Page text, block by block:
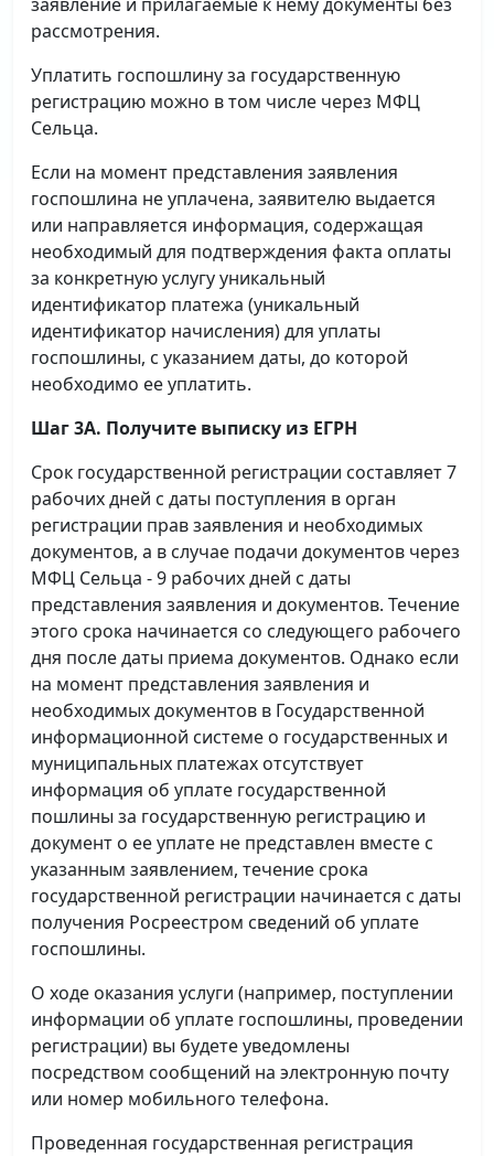
рассмотрения.
Уплатить госпошлину за государственную
регистрацию можно в том числе через МФЦ
Сельца.
Если на момент представления заявления
госпошлина не уплачена, заявителю выдается
или направляется информация, содержащая
необходимый для подтверждения факта оплаты
за конкретную услугу уникальный
идентификатор платежа (уникальный
идентификатор начисления) для уплаты
госпошлины, с указанием даты, до которой
необходимо ее уплатить.
Шаг 3А. Получите выписку из ЕГРН
Срок государственной регистрации составляет 7
рабочих дней с даты поступления в орган
регистрации прав заявления и необходимых
документов, а в случае подачи документов через
МФЦ Сельца - 9 рабочих дней с даты
представления заявления и документов. Течение
этого срока начинается со следующего рабочего
дня после даты приема документов. Однако если
на момент представления заявления и
необходимых документов в Государственной
информационной системе о государственных и
муниципальных платежах отсутствует
информация об уплате государственной
пошлины за государственную регистрацию и
документ о ее уплате не представлен вместе с
указанным заявлением, течение срока
государственной регистрации начинается с даты
получения Росреестром сведений об уплате
госпошлины.
О ходе оказания услуги (например, поступлении
информации об уплате госпошлины, проведении
регистрации) вы будете уведомлены
посредством сообщений на электронную почту
или номер мобильного телефона.
Проведенная государственная регистрация